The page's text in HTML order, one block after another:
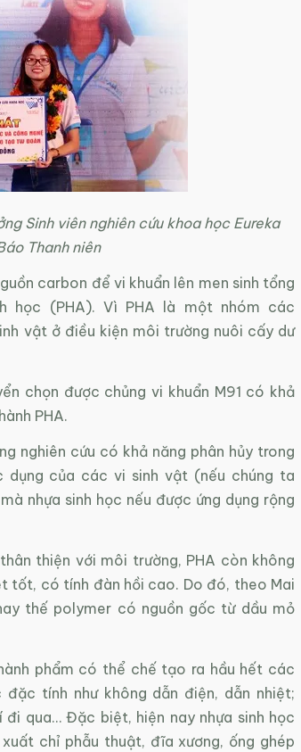
Sinh viên nghiên cứu khoa học Eureka
Thanh niên
carbon để vi khuẩn lên men sinh tổng
học (PHA). Vì PHA là một nhóm các
vật ở điều kiện môi trường nuôi cấy dư
chọn được chủng vi khuẩn M91 có khả
PHA.
nghiên cứu có khả năng phân hủy trong
của các vi sinh vật (nếu chúng ta
nhựa sinh học nếu được ứng dụng rộng
thiện với môi trường, PHA còn không
tốt, có tính đàn hồi cao. Do đó, theo Mai
thế polymer có nguồn gốc từ dầu mỏ
phẩm có thể chế tạo ra hầu hết các
tính như không dẫn điện, dẫn nhiệt;
qua… Đặc biệt, hiện nay nhựa sinh học
chỉ phẫu thuật, đĩa xương, ống ghép